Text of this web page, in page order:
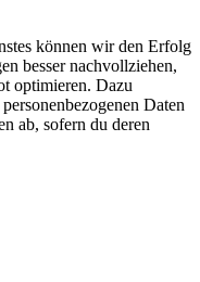
können wir den Erfolg
besser nachvollziehen,
optimieren. Dazu
Daten
ab, sofern du deren